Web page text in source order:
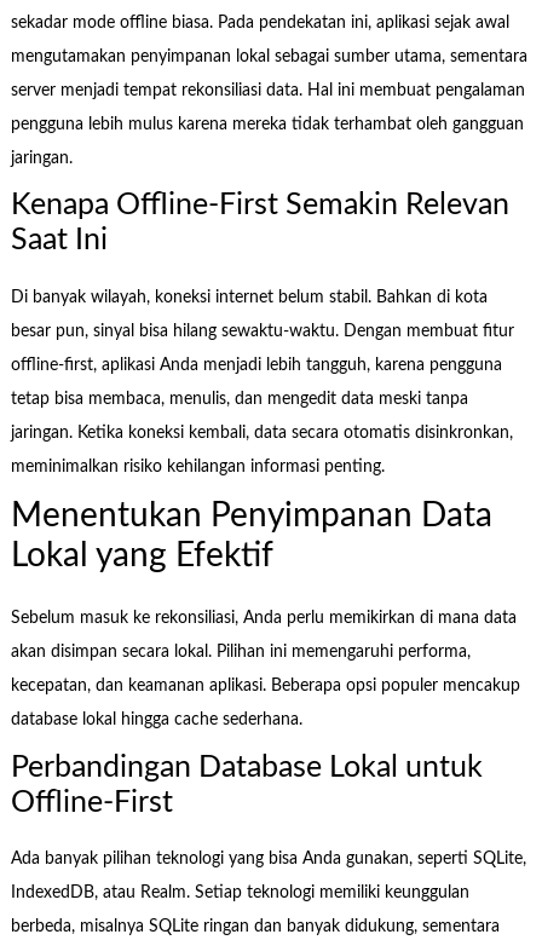
sekadar mode offline biasa. Pada pendekatan ini, aplikasi sejak awal
mengutamakan penyimpanan lokal sebagai sumber utama, sementara
server menjadi tempat rekonsiliasi data. Hal ini membuat pengalaman
pengguna lebih mulus karena mereka tidak terhambat oleh gangguan
jaringan.
Kenapa Offline-First Semakin Relevan
Saat Ini
Di banyak wilayah, koneksi internet belum stabil. Bahkan di kota
besar pun, sinyal bisa hilang sewaktu-waktu. Dengan membuat fitur
offline-first, aplikasi Anda menjadi lebih tangguh, karena pengguna
tetap bisa membaca, menulis, dan mengedit data meski tanpa
jaringan. Ketika koneksi kembali, data secara otomatis disinkronkan,
meminimalkan risiko kehilangan informasi penting.
Menentukan Penyimpanan Data
Lokal yang Efektif
Sebelum masuk ke rekonsiliasi, Anda perlu memikirkan di mana data
akan disimpan secara lokal. Pilihan ini memengaruhi performa,
kecepatan, dan keamanan aplikasi. Beberapa opsi populer mencakup
database lokal hingga cache sederhana.
Perbandingan Database Lokal untuk
Offline-First
Ada banyak pilihan teknologi yang bisa Anda gunakan, seperti SQLite,
IndexedDB, atau Realm. Setiap teknologi memiliki keunggulan
berbeda, misalnya SQLite ringan dan banyak didukung, sementara